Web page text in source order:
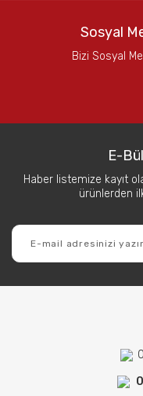
Sosyal
Bizi Sosyal
E-
Haber listemize kayıt
ürünlerden